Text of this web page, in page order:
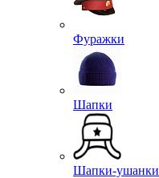
Фуражки
Шапки
Шапки-ушанки